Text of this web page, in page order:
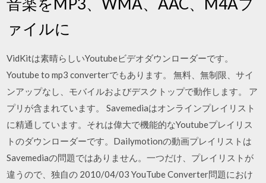
ァイルに
VidKitは素晴らしいYoutubeビデオダウンローダーです。
Youtube to mp3 converterでもあります。 無料、無制限、サイ
ンアップなし、モバイルおよびデスクトップで動作します。 ア
プリが含まれています。 Savemediaはオンラインプレイリスト
に精通しています。それは偉大で機能的なYoutubeプレイリス
トのダウンローダーです。Dailymotionの動画プレイリストは
Savemediaの問題ではありません。一つだけ、プレイリストが
違うので、独自の 2010/04/03 YouTube Converter問題におけ